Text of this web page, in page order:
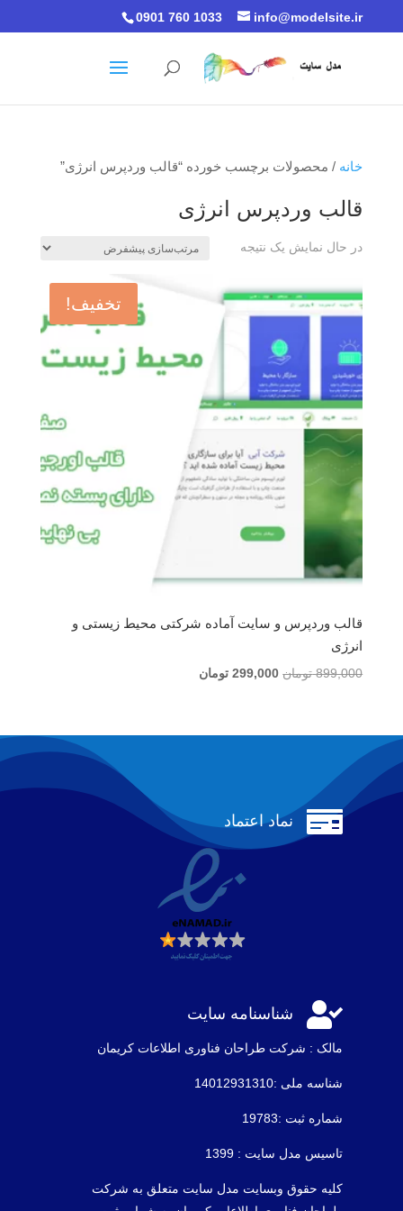
0901 760 1033 info@modelsite.ir
خانه / محصولات برچسب خورده “قالب وردپرس انرژی”
قالب وردپرس انرژی
در حال نمایش یک نتیجه
تخفیف!
قالب وردپرس و سایت آماده شرکتی محیط زیستی و
انرژی
899,000 تومان قیمت
بود.
299,000 تومانقیمت
است.
 نماد اعتماد
 شناسنامه سایت
مالک : شرکت طراحان فناوری اطلاعات كريمان
شناسه ملی :14012931310
شماره ثبت :19783
تاسیس مدل سایت : 1399
کلیه حقوق وبسایت مدل سایت متعلق به شرکت